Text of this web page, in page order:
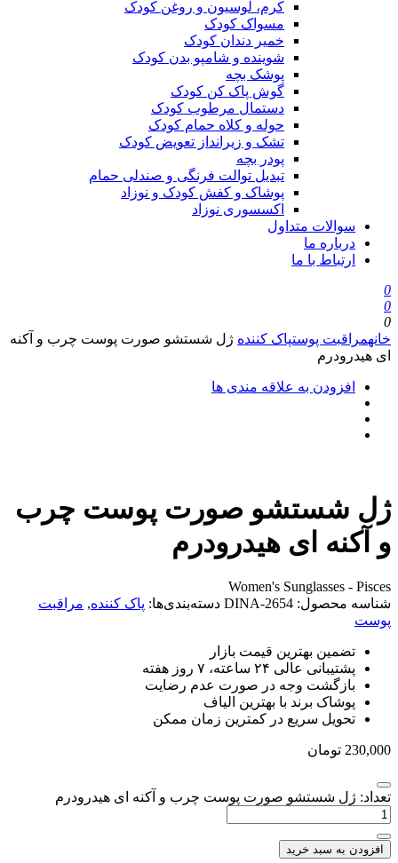
کرم، لوسیون و روغن کودک
مسواک کودک
خمیر دندان کودک
شوینده و شامپو بدن کودک
پوشک بچه
گوش پاک کن کودک
دستمال مرطوب کودک
حوله و کلاه حمام کودک
تشک و زیرانداز تعویض کودک
پودر بچه
تبدیل توالت فرنگی و صندلی حمام
پوشاک و کفش کودک و نوزاد
اکسسوری نوزاد
سوالات متداول
درباره ما
ارتباط با ما
0
0
0
خانهمراقبت پوستپاک کننده ژل شستشو صورت پوست چرب و آکنه
ای هیدرودرم
افزودن به علاقه مندی ها
ژل شستشو صورت پوست چرب
و آکنه ای هیدرودرم
Women's Sunglasses - Pisces
شناسه محصول: DINA-2654 دسته‌بندی‌ها: پاک کننده, مراقبت
پوست
تضمین بهترین قیمت بازار
پشتیبانی عالی ۲۴ ساعته، ۷ روز هفته
بازگشت وجه در صورت عدم رضایت
پوشاک برند با بهترین الیاف
تحویل سریع در کمترین زمان ممکن
230,000 تومان
تعداد: ژل شستشو صورت پوست چرب و آکنه ای هیدرودرم
افزودن به سبد خرید